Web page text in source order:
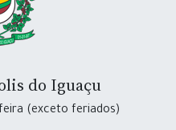
do Iguaçu
(exceto feriados)